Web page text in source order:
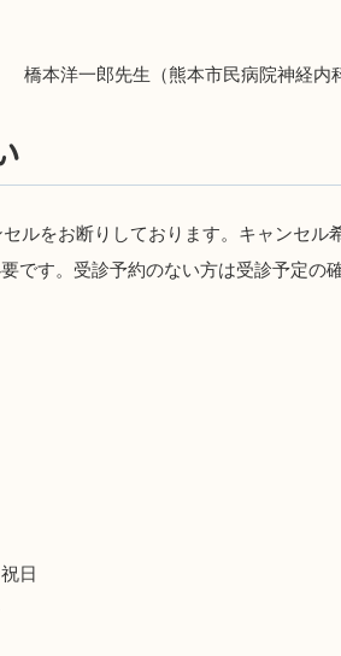
橋本洋一郎先生（熊本市民病院神経
ルをお断りしております。キャンセ
です。受診予約のない方は受診予定
日